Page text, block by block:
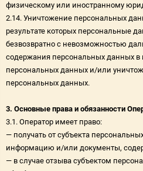
физическому или иностранному
2.14. Уничтожение персональных
результате которых персональные
безвозвратно с невозможностью
содержания персональных данных
персональных данных и/или
персональных данных.
3. Основные права и обязанности
3.1. Оператор имеет право:
— получать от субъекта
информацию и/или документы,
— в случае отзыва субъектом